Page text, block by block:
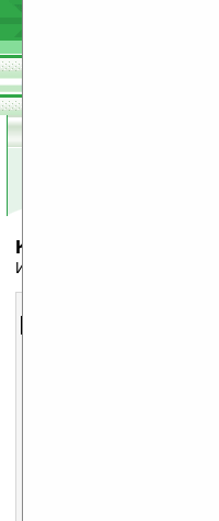
Скачать
KnowWords v0.4
Изучение иностранных слов